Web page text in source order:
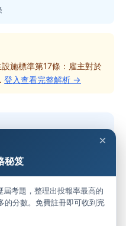
施標準第17條：雇主對於
登入查看完整解析 →
習 →
×
秘笈
考題，整理出投報率最高的
的分數。免費註冊即可收到完